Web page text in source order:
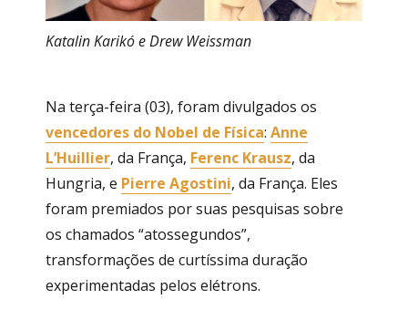
Katalin Karikó e Drew Weissman
Na terça-feira (03), foram divulgados os
vencedores do Nobel de Física: Anne
L’Huillier, da França, Ferenc Krausz, da
Hungria, e Pierre Agostini, da França. Eles
foram premiados por suas pesquisas sobre
os chamados “atossegundos”,
transformações de curtíssima duração
experimentadas pelos elétrons.